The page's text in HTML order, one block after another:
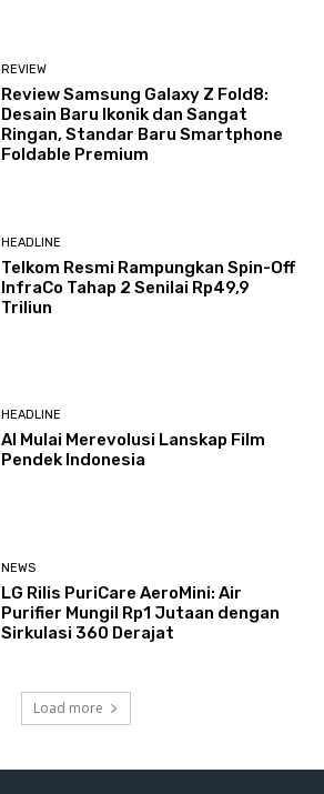
REVIEW
Review Samsung Galaxy Z Fold8:
Desain Baru Ikonik dan Sangat
Ringan, Standar Baru Smartphone
Foldable Premium
HEADLINE
Telkom Resmi Rampungkan Spin-Off
InfraCo Tahap 2 Senilai Rp49,9
Triliun
HEADLINE
AI Mulai Merevolusi Lanskap Film
Pendek Indonesia
NEWS
LG Rilis PuriCare AeroMini: Air
Purifier Mungil Rp1 Jutaan dengan
Sirkulasi 360 Derajat
Load more